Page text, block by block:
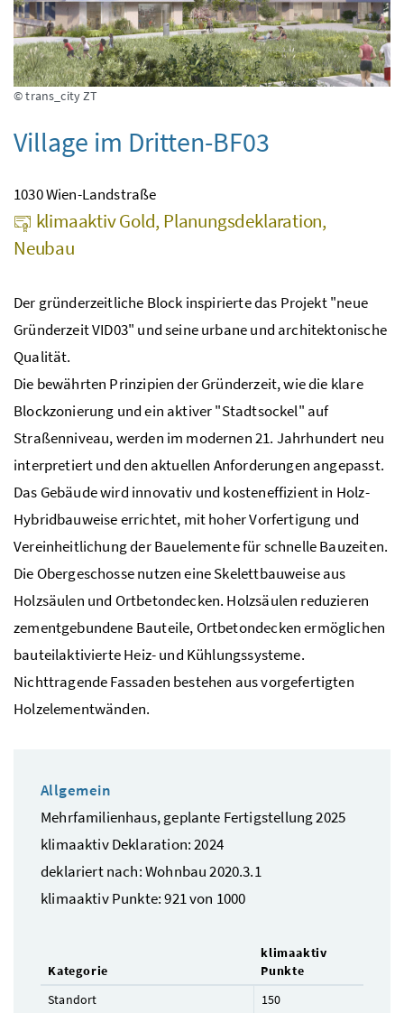
© trans_city ZT
Village im Dritten-BF03
1030 Wien-Landstraße
klimaaktiv Gold, Planungsdeklaration,
Neubau
Der gründerzeitliche Block inspirierte das Projekt "neue
Gründerzeit VID03" und seine urbane und architektonische
Qualität.
Die bewährten Prinzipien der Gründerzeit, wie die klare
Blockzonierung und ein aktiver "Stadtsockel" auf
Straßenniveau, werden im modernen 21. Jahrhundert neu
interpretiert und den aktuellen Anforderungen angepasst.
Das Gebäude wird innovativ und kosteneffizient in Holz-
Hybridbauweise errichtet, mit hoher Vorfertigung und
Vereinheitlichung der Bauelemente für schnelle Bauzeiten.
Die Obergeschosse nutzen eine Skelettbauweise aus
Holzsäulen und Ortbetondecken. Holzsäulen reduzieren
zementgebundene Bauteile, Ortbetondecken ermöglichen
bauteilaktivierte Heiz- und Kühlungssysteme.
Nichttragende Fassaden bestehen aus vorgefertigten
Holzelementwänden.
Allgemein
Mehrfamilienhaus, geplante Fertigstellung 2025
klimaaktiv Deklaration: 2024
deklariert nach: Wohnbau 2020.3.1
klimaaktiv Punkte: 921 von 1000
Kategorie
klimaaktiv
Punkte
Standort
150